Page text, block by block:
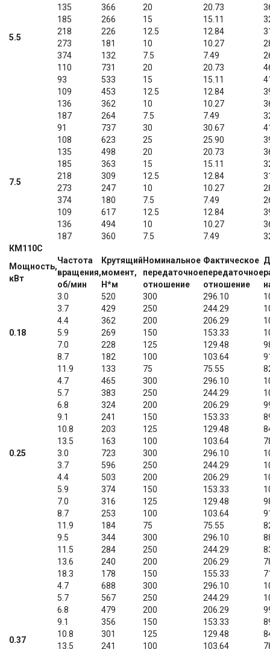
5.5
135
185
218
273
374
366
266
226
181
132
20
15
12.5
10
7.5
20.73
15.11
12.84
10.27
7.49
110
93
109
136
187
731
533
453
362
264
20
15
12.5
10
7.5
20.73
15.11
12.84
10.27
7.49
7.5
91
108
135
185
218
273
374
737
623
498
363
309
247
180
30
25
20
15
12.5
10
7.5
30.67
25.90
20.73
15.11
12.84
10.27
7.49
109
136
187
617
494
360
12.5
10
7.5
12.84
10.27
7.49
КМ110С
Мощность,
кВт
Частота
вращения,
об/мин
Крутящий
момент,
Н*м
Номинальное
передаточное
отношение
Фактическое
передаточное
отношение
0.18
3.0
3.7
4.4
5.9
7.0
8.7
11.9
520
429
362
269
228
182
133
300
250
200
150
125
100
75
296.10
244.29
206.29
153.33
129.48
103.64
75.55
0.25
4.7
5.7
6.8
9.1
10.8
13.5
465
383
324
241
203
163
300
250
200
150
125
100
296.10
244.29
206.29
153.33
129.48
103.64
3.0
3.7
4.4
5.9
7.0
8.7
11.9
723
596
503
374
316
253
184
300
250
200
150
125
100
75
296.10
244.29
206.29
153.33
129.48
103.64
75.55
0.37
9.5
11.5
13.6
18.3
344
284
240
178
300
250
200
150
296.10
244.29
206.29
155.33
4.7
5.7
6.8
9.1
10.8
13.5
688
567
479
356
301
241
300
250
200
150
125
100
296.10
244.29
206.29
153.33
129.48
103.64